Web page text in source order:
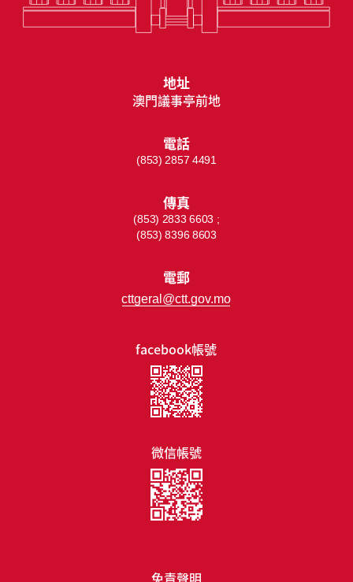
免責聲明
facebook帳號
微信帳號
地址
澳門議事亭前地
電話
(853) 2857 4491
傳真
(853) 2833 6603 ;
(853) 8396 8603
電郵
cttgeral@ctt.gov.mo